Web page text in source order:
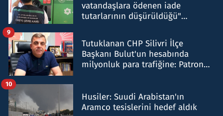
vatandaşlara ödenen iade
tutarlarının düşürüldüğü"
Tutuklanan CHP Silivri İlçe
Başkanı Bulut'un hesabında
milyonluk para trafiğine: Patron
9
Husiler: Suudi Arabistan'ın
Aramco tesislerini hedef aldık
10